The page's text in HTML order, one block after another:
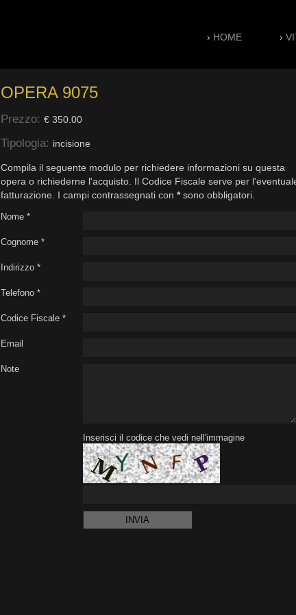
› HOME ›
OPERA 9075
Prezzo: € 350.00
Tipologia: incisione
Compila il seguente modulo per richiedere informazioni su questa
opera o richiederne l'acquisto. Il Codice Fiscale serve per
fatturazione. I campi contrassegnati con *sono obbligatori.
Nome *
Cognome *
Indirizzo *
Telefono *
Codice Fiscale *
Email
Note
Inserisci il codice che vedi nell'immagine